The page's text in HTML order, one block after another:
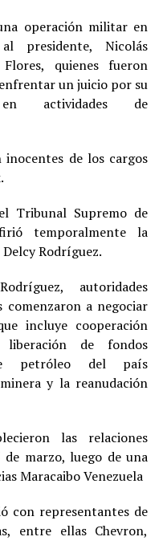
operación militar en
presidente, Nicolás
quienes fueron
un juicio por su
actividades de
de los cargos
Tribunal Supremo de
temporalmente la
Rodríguez.
autoridades
comenzaron a negociar
incluye cooperación
de fondos
petróleo del país
y la reanudación
las relaciones
marzo, luego de una
Maracaibo Venezuela
con representantes de
entre ellas Chevron,